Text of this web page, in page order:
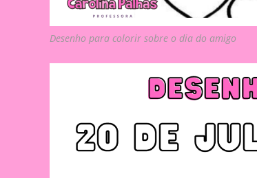
Desenho para colorir sobre o dia do amigo